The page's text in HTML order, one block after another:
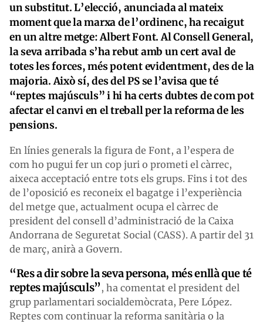
un substitut. L’elecció, anunciada al mateix
moment que la marxa de l’ordinenc, ha recaigut
en un altre metge: Albert Font. Al Consell General,
la seva arribada s’ha rebut amb un cert aval de
totes les forces, més potent evidentment, des de la
majoria. Això sí, des del PS se l’avisa que té
“reptes majúsculs” i hi ha certs dubtes de com pot
afectar el canvi en el treball per la reforma de les
pensions.
En línies generals la figura de Font, a l’espera de
com ho pugui fer un cop juri o prometi el càrrec,
aixeca acceptació entre tots els grups. Fins i tot des
de l’oposició es reconeix el bagatge i l’experiència
del metge que, actualment ocupa el càrrec de
president del consell d’administració de la Caixa
Andorrana de Seguretat Social (CASS). A partir del 31
de març, anirà a Govern.
“Res a dir sobre la seva persona, més enllà que té
reptes majúsculs”, ha comentat el president del
grup parlamentari socialdemòcrata, Pere López.
Reptes com continuar la reforma sanitària o la